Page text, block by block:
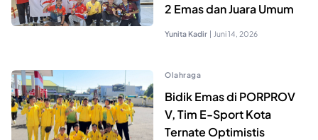
2 Emas dan Juara Umum
Yunita Kadir | Juni 14, 2026
Olahraga
Bidik Emas di PORPROV
V, Tim E-Sport Kota
Ternate Optimistis